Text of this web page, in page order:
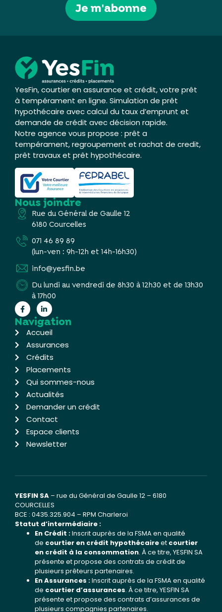
Je m'abonne
YesFin, courtier en assurance et crédit, votre prêt
à tempérament en ligne. Simulation de prêt
hypothécaire avec calcul du taux d’emprunt et
demande de crédit avec décision rapide.
Notre agence vous propose : prêt a
tempérament, regroupement et rachat de credit,
prêt travaux et prêt hypothécaire.
Nous joindre
Rue du Général de Gaulle 12
6180 Courcelles
071 46 89 89
(lun-ven : 9h-12h et 14h-16h30)
info@yesfin.be
Du lundi au vendredi de 8h30 à 12h30 et de 13h30
à 17h00
Navigation
Accueil
Assurances
Crédits
Placements
Qui sommes-nous
Actualités
Demander un crédit
Contact
Espace clients
Newsletter
YESFIN SA – rue du Général de Gaulle 12 – 6180
COURCELLES
BCE : 0435.325.904 – RPM Charleroi
Statut d’intermédiaire :
En Crédit :Inscrit auprès de la FSMA en qualité
de courtier en crédit hypothécaireet courtier
en crédit à la consommation. À ce titre, YESFIN SA
présente et propose des contrats de crédit de
plusieurs prêteurs partenaires.
En Assurances :Inscrit auprès de la FSMA en qualité
de courtier d’assurances. À ce titre, YESFIN SA
présente et propose des contrats d’assurances de
plusieurs compagnies partenaires.